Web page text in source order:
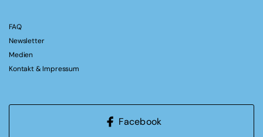
FAQ
Newsletter
Medien
Kontakt & Impressum
Facebook